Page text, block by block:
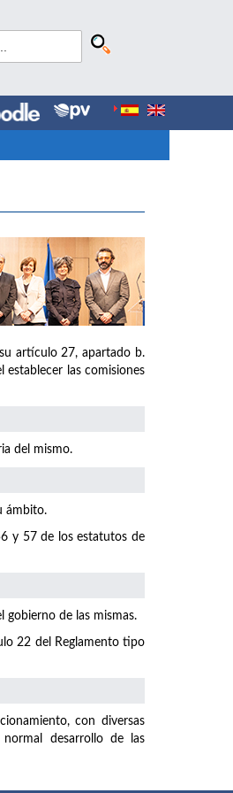
artículo 27, apartado b.
establecer las comisiones
del mismo.
ámbito.
y 57 de los estatutos de
gobierno de las mismas.
22 del Reglamento tipo
con diversas
desarrollo de las